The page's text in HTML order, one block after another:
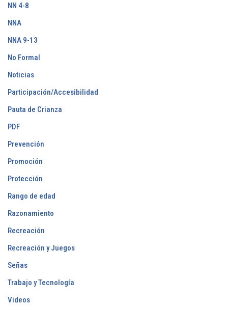
NN 4-8
NNA
NNA 9-13
No Formal
Noticias
Participación/Accesibilidad
Pauta de Crianza
PDF
Prevención
Promoción
Protección
Rango de edad
Razonamiento
Recreación
Recreación y Juegos
Señas
Trabajo y Tecnología
Videos